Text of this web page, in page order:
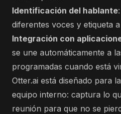
Identificación del hablante
diferentes voces y etiqueta
Integración con
se une automáticamente a
programadas cuando está
Otter.ai está diseñado para
equipo interno: captura lo
reunión para que no se